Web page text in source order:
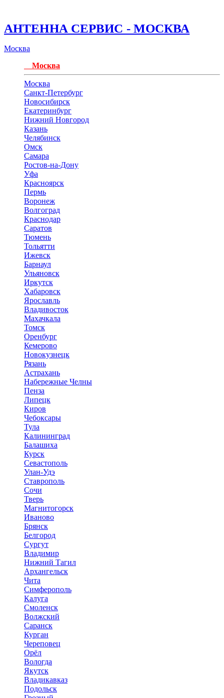
АНТЕННА СЕРВИС - МОСКВА
Москва
Москва
Москва
Санкт-Петербург
Новосибирск
Екатеринбург
Нижний Новгород
Казань
Челябинск
Омск
Самара
Ростов-на-Дону
Уфа
Красноярск
Пермь
Воронеж
Волгоград
Краснодар
Саратов
Тюмень
Тольятти
Ижевск
Барнаул
Ульяновск
Иркутск
Хабаровск
Ярославль
Владивосток
Махачкала
Томск
Оренбург
Кемерово
Новокузнецк
Рязань
Астрахань
Набережные Челны
Пенза
Липецк
Киров
Чебоксары
Тула
Калининград
Балашиха
Курск
Севастополь
Улан-Удэ
Ставрополь
Сочи
Тверь
Магнитогорск
Иваново
Брянск
Белгород
Сургут
Владимир
Нижний Тагил
Архангельск
Чита
Симферополь
Калуга
Смоленск
Волжский
Саранск
Курган
Череповец
Орёл
Вологда
Якутск
Владикавказ
Подольск